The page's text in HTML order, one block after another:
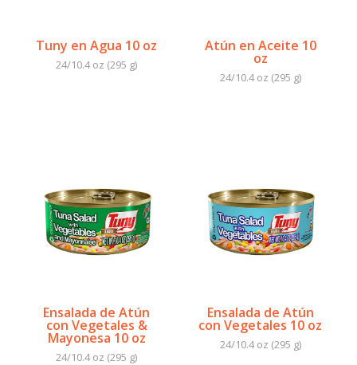
Tuny en Agua 10 oz
24/10.4 oz (295 g)
Atún en Aceite 10
oz
24/10.4 oz (295 g)
Ensalada de Atún
con Vegetales &
Mayonesa 10 oz
24/10.4 oz (295 g)
Ensalada de Atún
con Vegetales 10 oz
24/10.4 oz (295 g)